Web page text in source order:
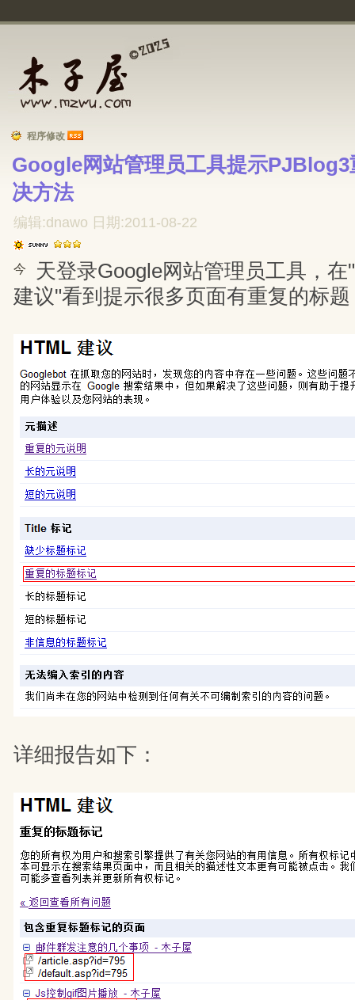
程序修改
Google网站管理员工具提示PJBlog3
决方法
编辑:dnawo 日期:2011-08-22
今
天登录Google网站管理员工具，
建议"看到提示很多页面有重复的标题
详细报告如下：